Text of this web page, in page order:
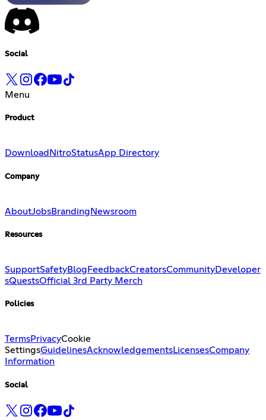
Social
Menu
Product
Download NitroStatusApp Directory
Company
AboutJobsBranding Newsroom
Resources
SupportSafetyBlog FeedbackCreatorsCommunityDeveloper
sQuestsOfficial 3rd Party Merch
Policies
TermsPrivacyCookie
SettingsGuidelinesAcknowledgementsLicensesCompany
Information
Social